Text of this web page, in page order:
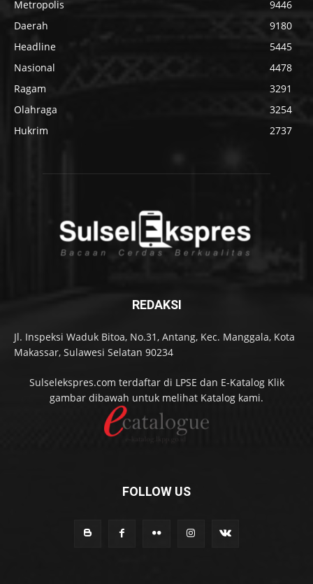
Metropolis
9446
Daerah
9180
Headline
5445
Nasional
4478
Ragam
3291
Olahraga
3254
Hukrim
2737
REDAKSI
Jl. Inspeksi Waduk Bitoa, No.31, Antang, Kec. Manggala, Kota
Makassar, Sulawesi Selatan 90234
Sulselekspres.com terdaftar di LPSE dan E-Katalog Klik
gambar dibawah untuk melihat Katalog kami.
FOLLOW US